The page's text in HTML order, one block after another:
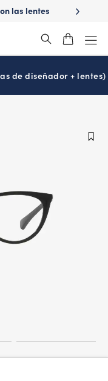
las lentes
¿Es
de diseñador + lentes)